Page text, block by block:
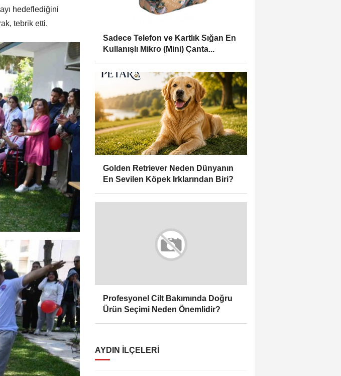
hedeflediğini
tebrik etti.
Sadece Telefon ve Kartlık Sığan En
Kullanışlı Mikro (Mini) Çanta...
Golden Retriever Neden Dünyanın
En Sevilen Köpek Irklarından Biri?
Profesyonel Cilt Bakımında Doğru
Ürün Seçimi Neden Önemlidir?
AYDIN İLÇELERI